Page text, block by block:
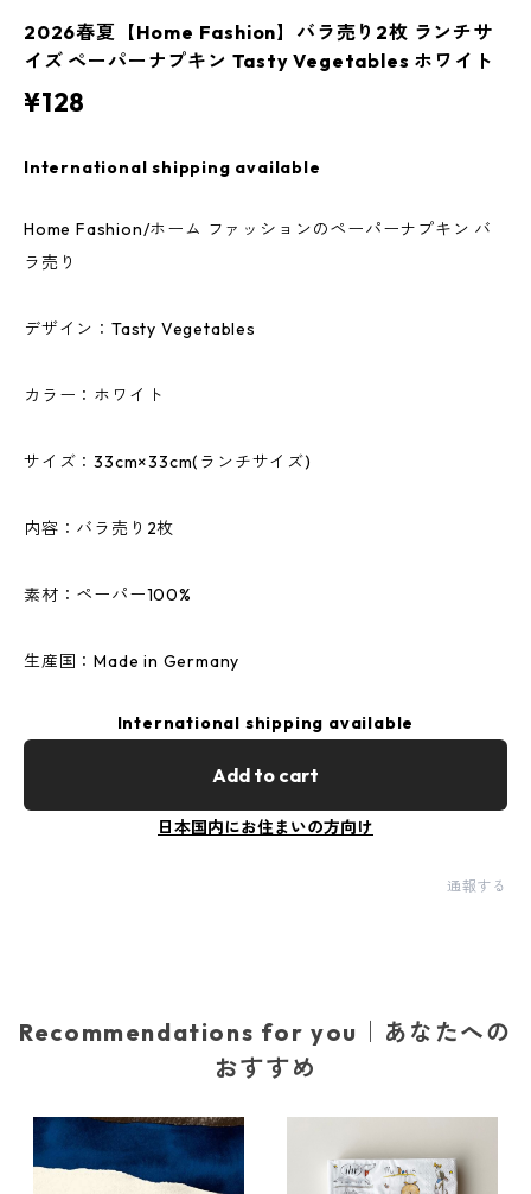
2026春夏【Home Fashion】バラ売り2枚 ランチサ
イズ ペーパーナプキン Tasty Vegetables ホワイト
¥128
International shipping available
Home Fashion/ホーム ファッションのペーパーナプキン バ
ラ売り
デザイン：Tasty Vegetables
カラー：ホワイト
サイズ：33cm×33cm(ランチサイズ)
内容：バラ売り2枚
素材：ペーパー100%
生産国：Made in Germany
International shipping available
Add to cart
日本国内にお住まいの方向け
通報する
Recommendations for you｜あなたへの
おすすめ